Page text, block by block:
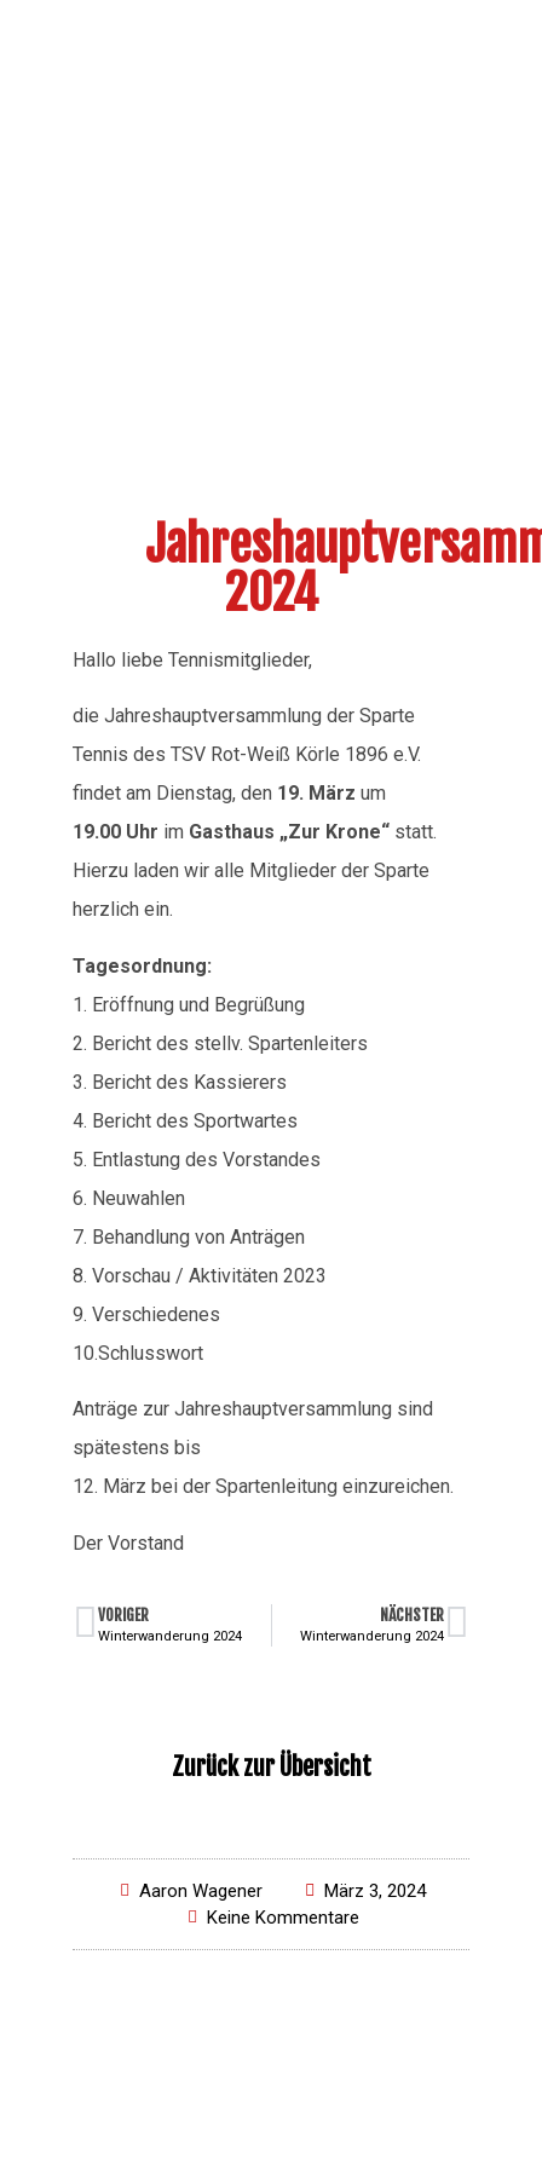
2024
Hallo liebe Tennismitglieder,
die Jahreshauptversammlung der Sparte
Tennis des TSV Rot-Weiß Körle 1896 e.V.
findet am Dienstag, den 19. März um
19.00 Uhr im Gasthaus „Zur Krone“ statt.
Hierzu laden wir alle Mitglieder der Sparte
herzlich ein.
Tagesordnung:
1. Eröffnung und Begrüßung
2. Bericht des stellv. Spartenleiters
3. Bericht des Kassierers
4. Bericht des Sportwartes
5. Entlastung des Vorstandes
6. Neuwahlen
7. Behandlung von Anträgen
8. Vorschau / Aktivitäten 2023
9. Verschiedenes
10.Schlusswort
Anträge zur Jahreshauptversammlung sind
spätestens bis
12. März bei der Spartenleitung einzureichen.
Der Vorstand
VORIGER
Winterwanderung 2024
NÄCHSTER
Winterwanderung 2024
Zurück zur Übersicht
Aaron Wagener
März 3, 2024
Keine Kommentare